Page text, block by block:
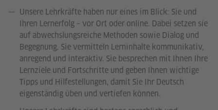
Unsere Lehrkräfte haben nur eines im Blick: Sie und
Ihren Lernerfolg – vor Ort oder online. Dabei setzen sie
auf abwechslungsreiche Methoden sowie Dialog und
Begegnung. Sie vermitteln Lerninhalte kommunikativ,
anregend und interaktiv. Sie besprechen mit Ihnen Ihre
Lernziele und Fortschritte und geben Ihnen wichtige
Tipps und Hilfestellungen, damit Sie Ihr Deutsch
eigenständig üben und vertiefen können.